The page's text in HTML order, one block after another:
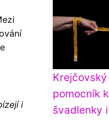
i
pomocník
švadlenky